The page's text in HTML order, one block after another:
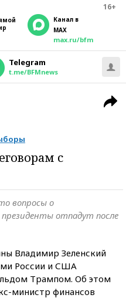
16+
Канал в
MAX
max.ru/bfm
Telegram
t.me/BFMnews
с
вопросы о
отпадут после
Владимир Зеленский
России и США
Трампом. Об этом
министр финансов